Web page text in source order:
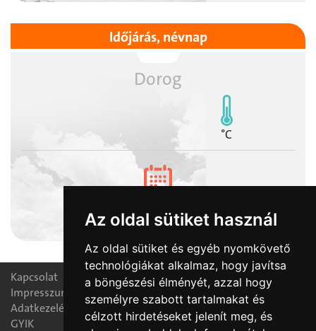
Az oldal sütiket használ
Az oldal sütiket és egyéb nyomkövető
technológiákat alkalmaz, hogy javítsa
a böngészési élményét, azzal hogy
személyre szabott tartalmakat és
célzott hirdetéseket jelenít meg, és
Időjárás, névnap
Dorog
°C
Emőd napja
Kapcsolat
Impresszum
Adatkezelési nyilatkozat
GYIK